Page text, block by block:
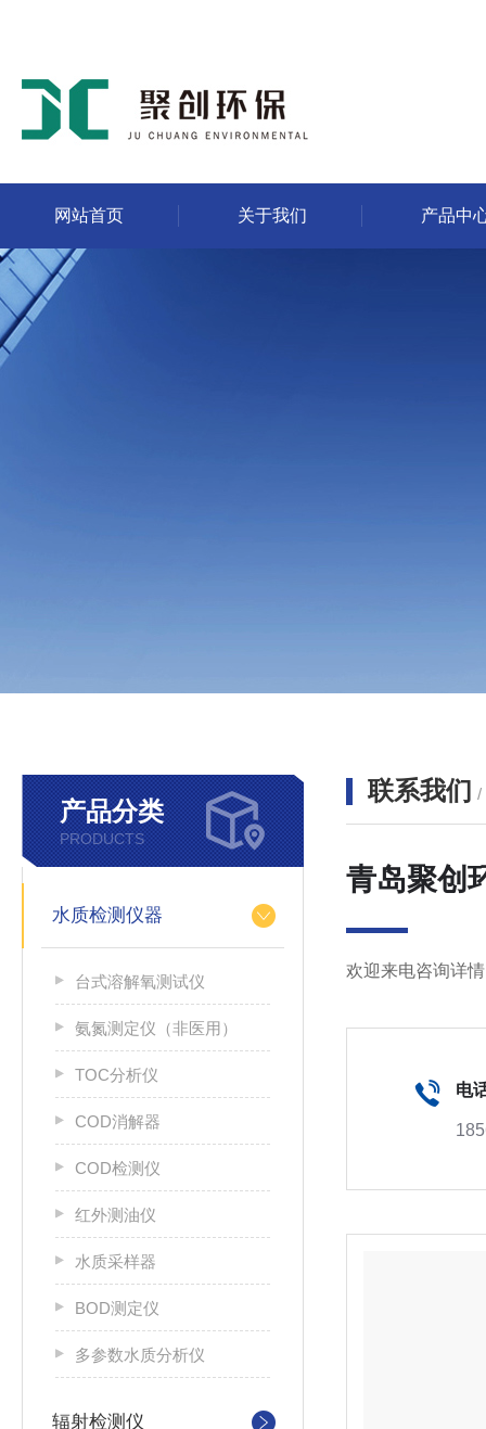
网站首页 关于我们 产品中
产品分类
PRODUCTS
水质检测仪器
台式溶解氧测试仪
氨氮测定仪（非医用）
TOC分析仪
COD消解器
COD检测仪
红外测油仪
水质采样器
BOD测定仪
多参数水质分析仪
辐射检测仪
联系我们 /
青岛聚创
欢迎来电咨询详
电